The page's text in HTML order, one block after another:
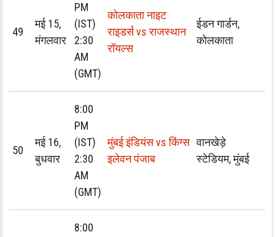
49
मई 15,
मंगलवार
PM
(IST)
2:30
AM
(GMT)
कोलकाता नाइट
राइडर्स vs राजस्थान
रॉयल्स
ईडन गार्डन,
कोलकाता
50
मई 16,
बुधवार
8:00
PM
(IST)
2:30
AM
(GMT)
मुंबई इंडियंस vs किंग्स
इलेवन पंजाब
वानखेड़े
स्टेडियम, मुंबई
8:00